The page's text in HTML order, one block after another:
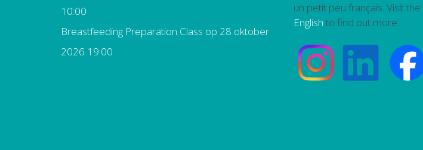
10:00
Breastfeeding Preparation Class op 28 oktober
2026 19:00
un petit peu français. Visit the
English to find out more.